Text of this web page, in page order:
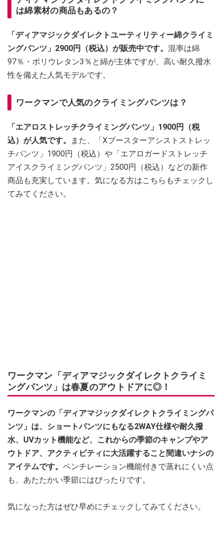
は綿素材の商品もあるの？
「ディアマジックダイレクトユーティリティー綿クライミ
ングパンツ」2900円（税込）が販売中です。 混率は綿
97％・ポリウレタン3％と綿が主体ですが、高い耐久撥水
性を備えた人気モデルです。
ワークマンで人気のクライミングパンツは？
「エアロストレッチクライミングパンツ」1900円（税
込）が人気です。
また、「Xブースターアシストストレッ
チパンツ」1900円（税込）や「エアロガードストレッチ
アイスクライミングパンツ」2500円（税込）などの新作
商品も充実しています。気になる方はこちらもチェックし
てみてください。
ワークマン「ディアマジックダイレクトクライミ
ングパンツ」は春夏のアウトドアに◎！
ワークマンの「ディアマジックダイレクトクライミングパ
ンツ」は、ショートパンツにもなる2WAY仕様や耐久撥
水、UVカット機能など、これからの季節のキャンプやア
ウトドア、アクティビティに大活躍すること間違いナシの
アイテムです。 ベンチレーション機能付きで蒸れにくい点
も、あたたかい季節にはぴったりです。
気になった方はぜひ早めにチェックしてみてください。